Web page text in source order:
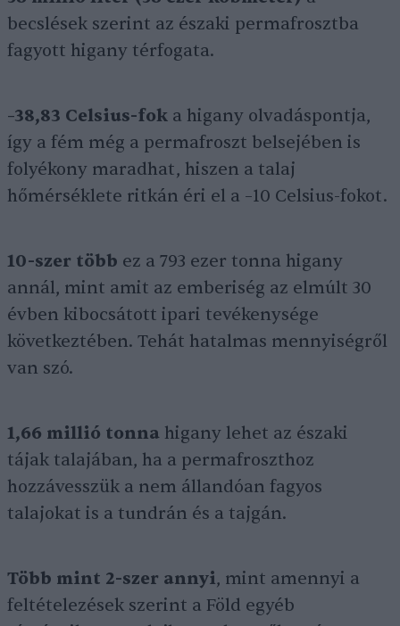
becslések szerint az északi permafrosztba
fagyott higany térfogata.
–38,83 Celsius-fok a higany olvadáspontja,
így a fém még a permafroszt belsejében is
folyékony maradhat, hiszen a talaj
hőmérséklete ritkán éri el a –10 Celsius-fokot.
10-szer több ez a 793 ezer tonna higany
annál, mint amit az emberiség az elmúlt 30
évben kibocsátott ipari tevékenysége
következtében. Tehát hatalmas mennyiségről
van szó.
1,66 millió tonna higany lehet az északi
tájak talajában, ha a permafroszthoz
hozzávesszük a nem állandóan fagyos
talajokat is a tundrán és a tajgán.
Több mint 2-szer annyi, mint amennyi a
feltételezések szerint a Föld egyéb